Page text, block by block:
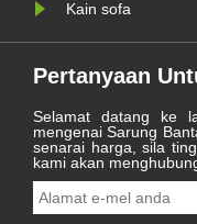
Kain sofa
Pertanyaan
Selamat datang ke
mengenai Sarung
senarai harga, sila
kami akan